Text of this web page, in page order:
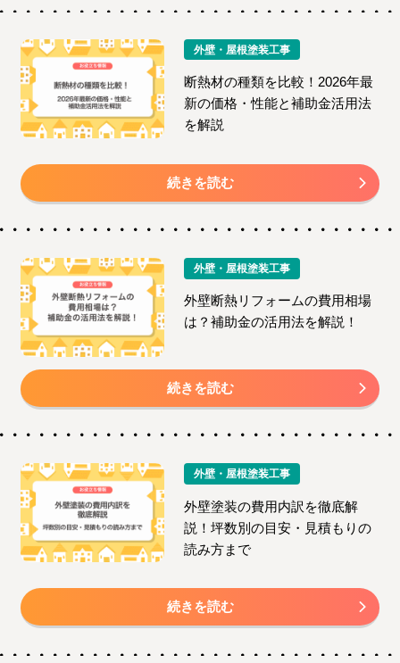
外壁・屋根塗装工事
断熱材の種類を比較！2026年最
新の価格・性能と補助金活用法
を解説
続きを読む
外壁・屋根塗装工事
外壁断熱リフォームの費用相場
は？補助金の活用法を解説！
続きを読む
外壁・屋根塗装工事
外壁塗装の費用内訳を徹底解
説！坪数別の目安・見積もりの
読み方まで
続きを読む